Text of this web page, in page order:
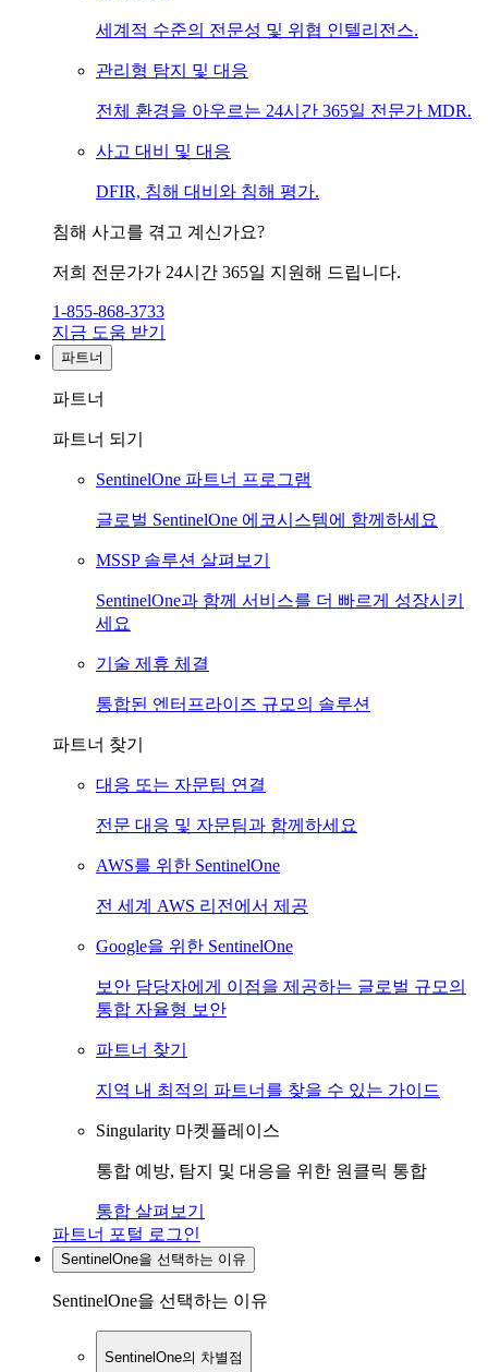
세계적 수준의 전문성 및 위협 인텔리전스.
관리형 탐지 및 대응
전체 환경을 아우르는 24시간 365일 전문가 MDR.
사고 대비 및 대응
DFIR, 침해 대비와 침해 평가.
침해 사고를 겪고 계신가요?
저희 전문가가 24시간 365일 지원해 드립니다.
1-855-868-3733
지금 도움 받기
파트너
파트너
파트너 되기
SentinelOne 파트너 프로그램
글로벌 SentinelOne 에코시스템에 함께하세요
MSSP 솔루션 살펴보기
SentinelOne과 함께 서비스를 더 빠르게 성장시키
세요
기술 제휴 체결
통합된 엔터프라이즈 규모의 솔루션
파트너 찾기
대응 또는 자문팀 연결
전문 대응 및 자문팀과 함께하세요
AWS를 위한 SentinelOne
전 세계 AWS 리전에서 제공
Google을 위한 SentinelOne
보안 담당자에게 이점을 제공하는 글로벌 규모의
통합 자율형 보안
파트너 찾기
지역 내 최적의 파트너를 찾을 수 있는 가이드
Singularity 마켓플레이스
통합 예방, 탐지 및 대응을 위한 원클릭 통합
통합 살펴보기
파트너 포털 로그인
SentinelOne을 선택하는 이유
SentinelOne을 선택하는 이유
SentinelOne의 차별점